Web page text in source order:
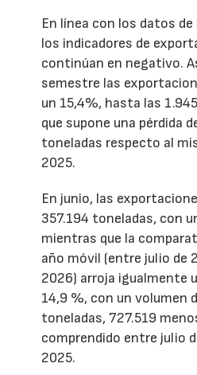
En línea con los datos
los indicadores de
continúan en negativo.
semestre las
un 15,4%, hasta las
que supone una pérdida
toneladas respecto al
2025.
En junio, las
357.194 toneladas, con
mientras que la
año móvil (entre julio de
2026) arroja igualmente
14,9 %, con un volumen
toneladas, 727.519
comprendido entre julio
2025.